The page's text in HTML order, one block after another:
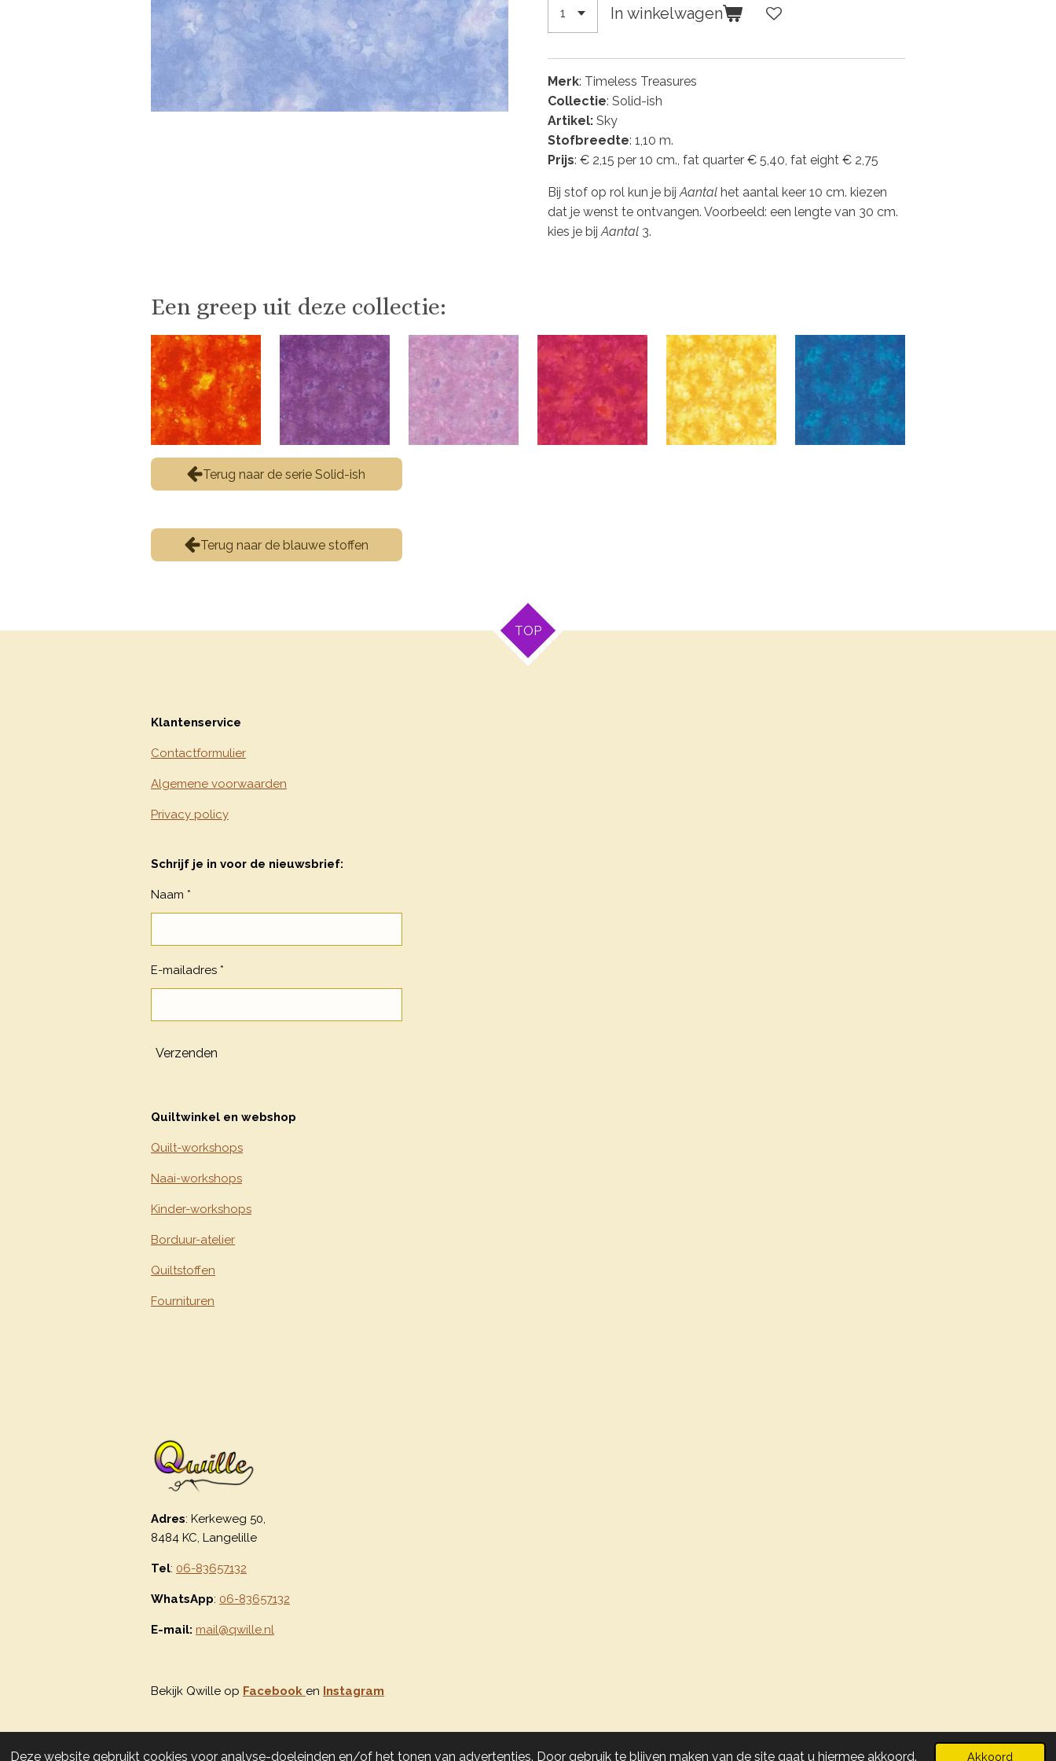
Deze website gebruikt cookies voor analyse-doeleinden en/of het tonen van advertenties. Door gebruik te blijven maken van de site gaat u hiermee akkoord. Akkoord
In winkelwagen
Merk: Timeless Treasures
Collectie: Solid-ish
Artikel: Sky
Stofbreedte: 1,10 m.
Prijs: € 2,15 per 10 cm., fat quarter € 5,40, fat eight € 2,75
Bij stof op rol kun je bijAantal het aantal keer 10 cm. kiezen
dat je wenst te ontvangen. Voorbeeld: een lengte van 30 cm.
kies je bijAantal 3.
Een greep uit deze collectie:
Terug naar de serie Solid-ish
Terug naar de blauwe stoffen
TOP
Klantenservice
Contactformulier
Algemene voorwaarden
Privacy policy
Schrijf je in voor de nieuwsbrief:
Naam *
E-mailadres *
Verzenden
Quiltwinkel en webshop
Quilt-workshops
Naai-workshops
Kinder-workshops
Borduur-atelier
Quiltstoffen
Fournituren
Adres: Kerkeweg 50,
8484 KC, Langelille
Tel: 06-83657132
WhatsApp: 06-83657132
E-mail: mail@qwille.nl
Bekijk Qwille op Facebook en Instagram